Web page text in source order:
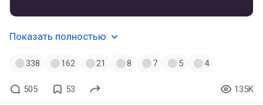
Показать полностью
338 162 21 8 7 5 4
505 53 135K